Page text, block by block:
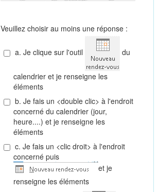
Veuillez choisir au moins une réponse :
a. Je clique sur l'outil du
calendrier et je renseigne les
éléments
b. Je fais un <double clic> à l'endroit
concerné du calendrier (jour,
heure....) et je renseigne les
éléments
c. Je fais un <clic droit> à l'endroit
concerné puis
et je
renseigne les éléments